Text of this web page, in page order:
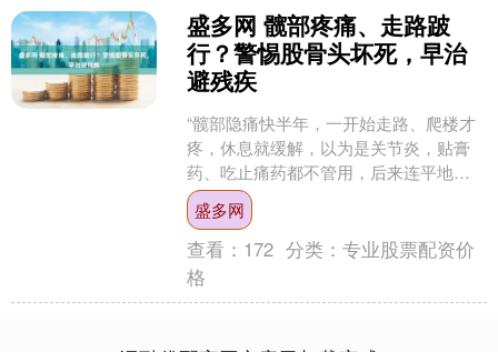
盛多网 髋部疼痛、走路跛
行？警惕股骨头坏死，早治
避残疾
“髋部隐痛快半年，一开始走路、爬楼才
疼，休息就缓解，以为是关节炎，贴膏
药、吃止痛药都不管用，后来连平地走
路都跛行。”在扬州华东慧康医院骨科诊
室，52岁的张先生说....
盛多网
查看： 172 分类：专业股票配资价
格